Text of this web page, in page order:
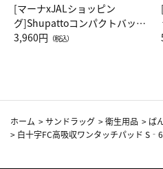
[マーナxJALショッピン
グ]Shupattoコンパクトバッグ
Drop JAL客室乗務員（LC）ス
3,960円 （税込）
ホーム >サンドラッグ >衛生用品 > ば
> 白十字FC高吸収ワンタッチパッド